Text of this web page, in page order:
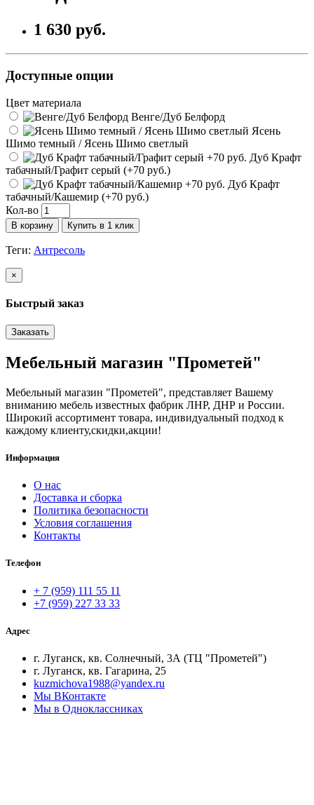
1 630 руб.
Доступные опции
Цвет материала
Венге/Дуб Белфорд
Ясень
Шимо темный / Ясень Шимо светлый
Дуб Крафт
табачный/Графит серый (+70 руб.)
Дуб Крафт
табачный/Кашемир (+70 руб.)
Кол-во
В корзину Купить в 1 клик
Теги: Антресоль
×
Быстрый заказ
Заказать
Мебельный магазин "Прометей"
Мебельный магазин "Прометей", представляет Вашему
вниманию мебель известных фабрик ЛНР, ДНР и России.
Широкий ассортимент товара, индивидуальный подход к
каждому клиенту,скидки,акции!
Информация
О нас
Доставка и сборка
Политика безопасности
Условия соглашения
Контакты
Телефон
+ 7 (959) 111 55 11
+7 (959) 227 33 33
Адрес
г. Луганск, кв. Солнечный, 3А (ТЦ "Прометей")
г. Луганск, кв. Гагарина, 25
kuzmichova1988@yandex.ru
Мы ВКонтакте
Мы в Одноклассниках